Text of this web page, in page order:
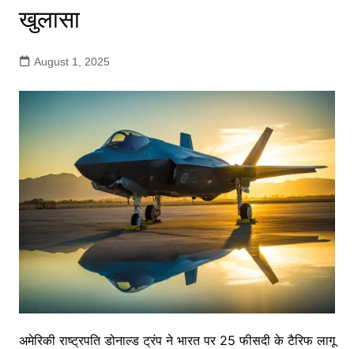
खुलासा
August 1, 2025
अमेरिकी राष्ट्रपति डोनाल्ड ट्रंप ने भारत पर 25 फीसदी के टैरिफ लागू